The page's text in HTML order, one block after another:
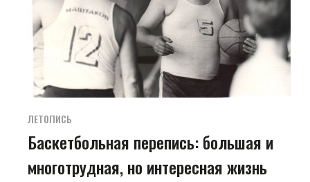
ЛЕТОПИСЬ
Баскетбольная перепись: большая и
многотрудная, но интересная жизнь